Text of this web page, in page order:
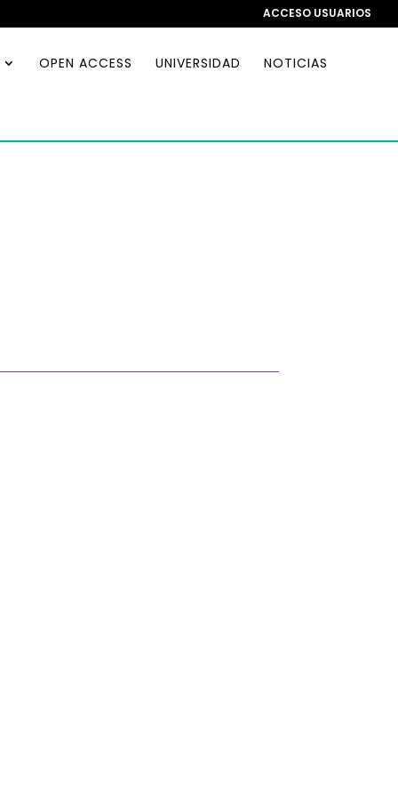
ACCESO USUARIOS
OPEN ACCESS UNIVERSIDAD NOTICIAS